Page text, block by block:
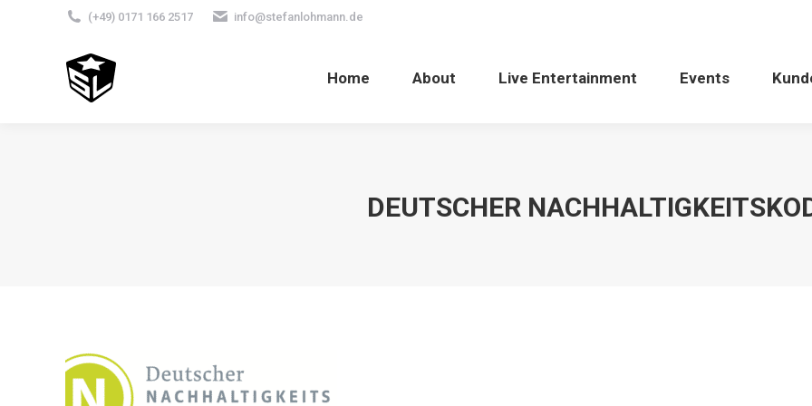
(+49) 0171 166 2517 info@stefanlohmann.de
Home About Live Entertainment Events
DEUTSCHER